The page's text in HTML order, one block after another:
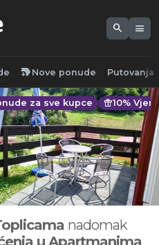
search menu
new_label Nove ponude Putovanja
za sve kupce featured_seasonal_and_gifts10%
nadomak
u Apartmanima